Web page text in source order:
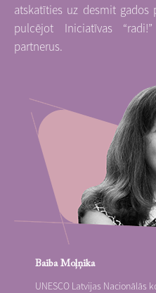
atskatīties uz desmit
pulcējot Iniciatīvas
partnerus.
Baiba Moļņika
UNESCO Latvijas Nacionālās